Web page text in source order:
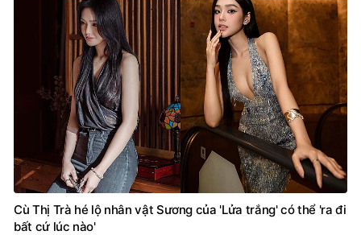
Cù Thị Trà hé lộ nhân vật Sương của 'Lửa trắng' có thể 'ra đi
bất cứ lúc nào'
HẬU TRƯỜNG PHIM